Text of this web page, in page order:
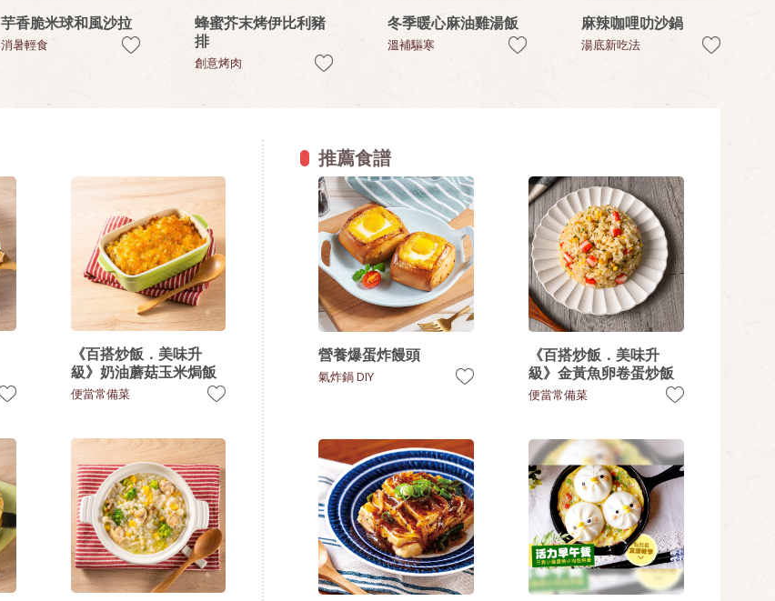
芋香脆米球和風沙拉
消暑輕食
蜂蜜芥末烤伊比利豬
排
創意烤肉
冬季暖心麻油雞湯飯
溫補驅寒
麻辣咖哩叻沙鍋
湯底新吃法
《百搭炒飯．美味升
級》奶油蘑菇玉米焗飯
便當常備菜
推薦食譜
營養爆蛋炸饅頭
氣炸鍋 DIY
《百搭炒飯．美味升
級》金黃魚卵卷蛋炒飯
便當常備菜